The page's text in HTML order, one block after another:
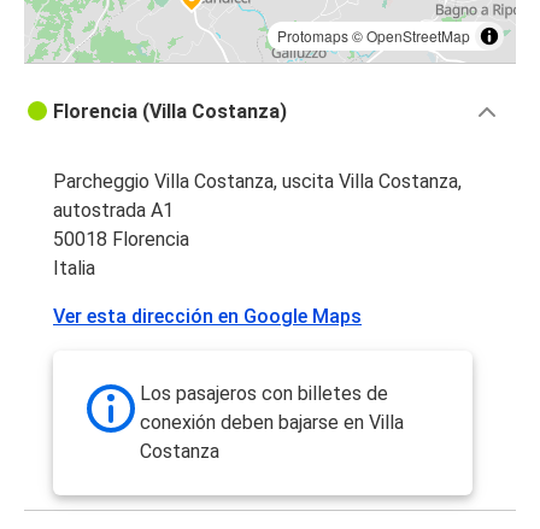
Protomaps©OpenStreetMap
Florencia (Villa Costanza)
Parcheggio Villa Costanza, uscita Villa Costanza,
autostrada A1
50018 Florencia
Italia
Ver esta dirección en Google Maps
Los pasajeros con billetes de
conexión deben bajarse en Villa
Costanza